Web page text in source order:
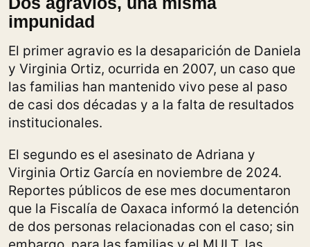
impunidad
El primer agravio es la desaparición de Daniela
y Virginia Ortiz, ocurrida en 2007, un caso que
las familias han mantenido vivo pese al paso
de casi dos décadas y a la falta de resultados
institucionales.
El segundo es el asesinato de Adriana y
Virginia Ortiz García en noviembre de 2024.
Reportes públicos de ese mes documentaron
que la Fiscalía de Oaxaca informó la detención
de dos personas relacionadas con el caso; sin